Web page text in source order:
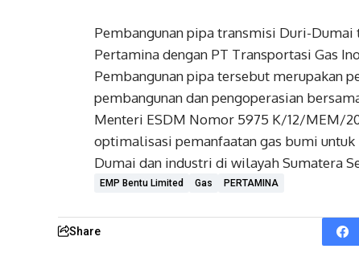
Pembangunan pipa transmisi Duri-
Pertamina dengan PT Transportasi Gas
Pembangunan pipa tersebut merupakan
pembangunan dan pengoperasian
Menteri ESDM Nomor 5975 K/12/MEM/
optimalisasi pemanfaatan gas bumi untuk
Dumai dan industri di wilayah Sumatera
EMP Bentu Limited Gas PERTAMINA
Share